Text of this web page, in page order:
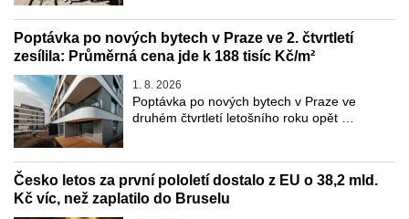
Poptávka po nových bytech v Praze ve 2. čtvrtletí
zesílila: Průměrná cena jde k 188 tisíc Kč/m²
1. 8. 2026
Poptávka po nových bytech v Praze ve
druhém čtvrtletí letošního roku opět …
Česko letos za první pololetí dostalo z EU o 38,2 mld.
Kč víc, než zaplatilo do Bruselu